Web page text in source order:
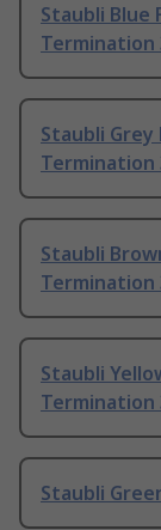
Staubli Blue
Termination
Staubli Grey
Termination
Staubli
Termination
Staubli
Termination
Staubli